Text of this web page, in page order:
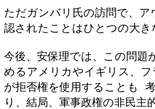
ただガンバリ氏の訪問で、
認されたことはひとつの大き
今後、安保理では、この問題
めるアメリカやイギリス、
が拒否権を使用することも
り、結局、軍事政権の非民